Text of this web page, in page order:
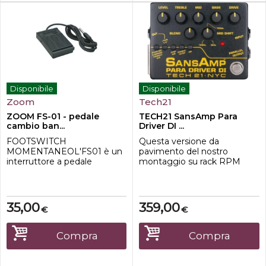
Disponibile
Zoom
ZOOM FS-01 - pedale
cambio ban...
FOOTSWITCH
MOMENTANEOL'FS01 è un
interruttore a pedale
gli effetti, accendere o
spegnere l'accordatore,
attivare la funzione hold
delay e disattivare l'ingresso
delay. Inoltre fornisce l'input
tap tempo, il looper, ed i ...
€
35,00
Compra
Disponibile
Tech21
TECH21 SansAmp Para
Driver DI ...
Questa versione da
pavimento del nostro
montaggio su rack RPM
sorgente di segnale. È
particolarmente utile con le
chitarre acustiche, elettriche
e di basso e contrabbasso,
diretto a una console di
missaggio o con un amp...
€
359,00
Compra